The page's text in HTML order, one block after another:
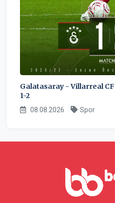
Galatasaray - Villarreal CF
1-2
08.08.2026 Spor